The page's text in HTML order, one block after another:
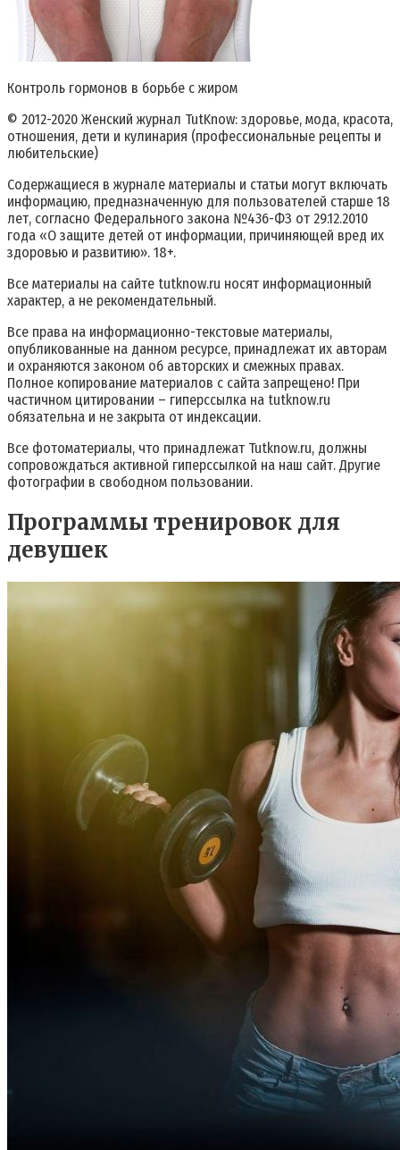
Контроль гормонов в борьбе с жиром
© 2012-2020 Женский журнал TutKnow: здоровье, мода, красота,
отношения, дети и кулинария (профессиональные рецепты и
любительские)
Содержащиеся в журнале материалы и статьи могут включать
информацию, предназначенную для пользователей старше 18
лет, согласно Федерального закона №436-ФЗ от 29.12.2010
года «О защите детей от информации, причиняющей вред их
здоровью и развитию». 18+.
Все материалы на сайте tutknow.ru носят информационный
характер, а не рекомендательный.
Все права на информационно-текстовые материалы,
опубликованные на данном ресурсе, принадлежат их авторам
и охраняются законом об авторских и смежных правах.
Полное копирование материалов с сайта запрещено! При
частичном цитировании – гиперссылка на tutknow.ru
обязательна и не закрыта от индексации.
Все фотоматериалы, что принадлежат Tutknow.ru, должны
сопровождаться активной гиперссылкой на наш сайт. Другие
фотографии в свободном пользовании.
Программы тренировок для
девушек